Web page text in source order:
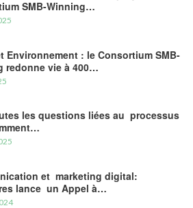
SMB-Winning…
Environnement : le Consortium SMB-
redonne vie à 400…
les questions liées au processus
et marketing digital:
lance un Appel à…